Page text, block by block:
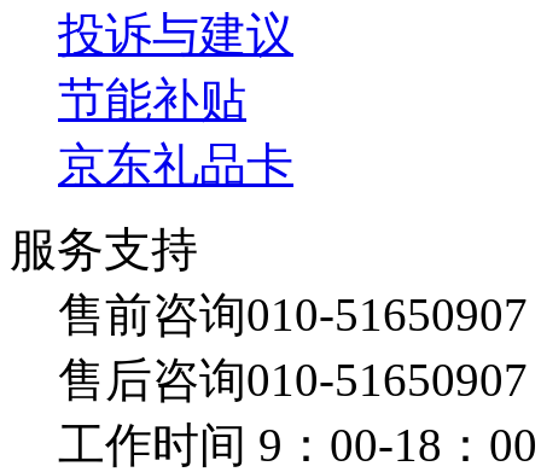
投诉与建议
节能补贴
京东礼品卡
服务支持
售前咨询010-51650907
售后咨询010-51650907
工作时间 9：00-18：00